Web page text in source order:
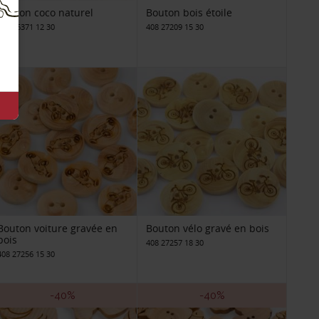
coco naturel
408 26371 12 30
Bouton bois étoile
408 27209 15 30
voiture gravée en
27256 15 30
Bouton vélo gravé en bois
408 27257 18 30
-40% -40%